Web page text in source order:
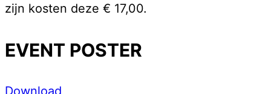
zijn kosten deze € 17,00.
EVENT POSTER
Download